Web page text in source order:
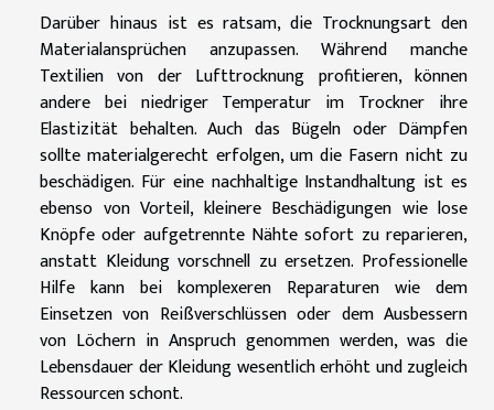
Darüber hinaus ist es ratsam, die Trocknungsart den
Materialansprüchen anzupassen. Während manche
Textilien von der Lufttrocknung profitieren, können
andere bei niedriger Temperatur im Trockner ihre
Elastizität behalten. Auch das Bügeln oder Dämpfen
sollte materialgerecht erfolgen, um die Fasern nicht zu
beschädigen. Für eine nachhaltige Instandhaltung ist es
ebenso von Vorteil, kleinere Beschädigungen wie lose
Knöpfe oder aufgetrennte Nähte sofort zu reparieren,
anstatt Kleidung vorschnell zu ersetzen. Professionelle
Hilfe kann bei komplexeren Reparaturen wie dem
Einsetzen von Reißverschlüssen oder dem Ausbessern
von Löchern in Anspruch genommen werden, was die
Lebensdauer der Kleidung wesentlich erhöht und zugleich
Ressourcen schont.